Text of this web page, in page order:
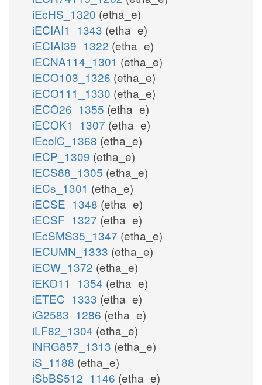
iEcHS_1320 (etha_e)
iECIAI1_1343 (etha_e)
iECIAI39_1322 (etha_e)
iECNA114_1301 (etha_e)
iECO103_1326 (etha_e)
iECO111_1330 (etha_e)
iECO26_1355 (etha_e)
iECOK1_1307 (etha_e)
iEcolC_1368 (etha_e)
iECP_1309 (etha_e)
iECS88_1305 (etha_e)
iECs_1301 (etha_e)
iECSE_1348 (etha_e)
iECSF_1327 (etha_e)
iEcSMS35_1347 (etha_e)
iECUMN_1333 (etha_e)
iECW_1372 (etha_e)
iEKO11_1354 (etha_e)
iETEC_1333 (etha_e)
iG2583_1286 (etha_e)
iLF82_1304 (etha_e)
iNRG857_1313 (etha_e)
iS_1188 (etha_e)
iSbBS512_1146 (etha_e)